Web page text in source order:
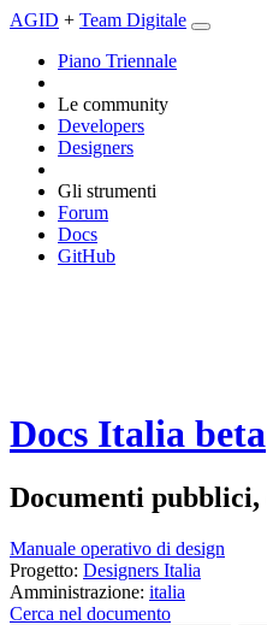
AGID + Team Digitale
Piano Triennale
Le community
Developers
Designers
Gli strumenti
Forum
Docs
GitHub
Docs Italia beta
Documenti
Manuale operativo di design
Progetto: Designers Italia
Amministrazione: italia
Cerca nel documento